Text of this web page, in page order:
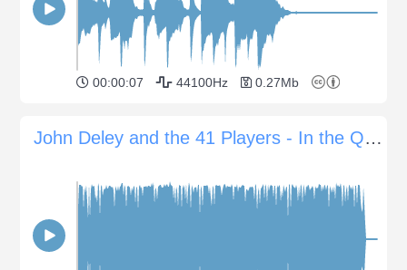
00:00:07 44100Hz 0.27Mb
John Deley and the 41 Players - In the Quarter